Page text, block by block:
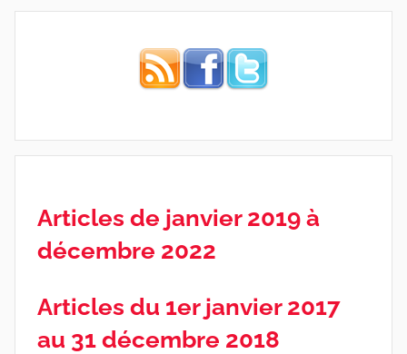
Articles de janvier 2019 à
décembre 2022
Articles du 1er janvier 2017
au 31 décembre 2018